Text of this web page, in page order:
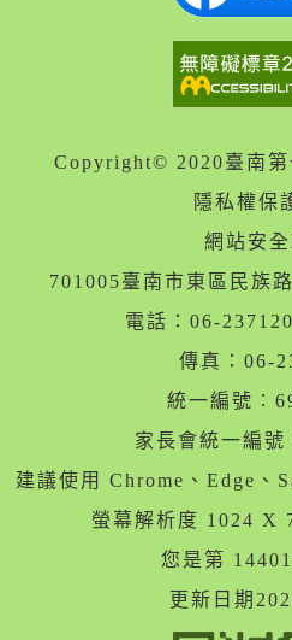
Copyright© 2020臺南第
隱私權保
網站安
701005臺南市東區民族
電話：06-
傳真：06-
統一編號
家長會統一編號
建議使用 Chrome、Edge、
螢幕解析度 1024 X
您是第
更新日期